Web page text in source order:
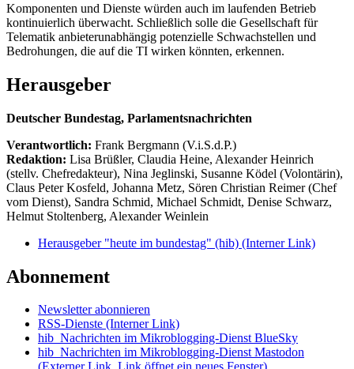
Komponenten und Dienste würden auch im laufenden Betrieb
kontinuierlich überwacht. Schließlich solle die Gesellschaft für
Telematik anbieterunabhängig potenzielle Schwachstellen und
Bedrohungen, die auf die TI wirken könnten, erkennen.
Herausgeber
Deutscher Bundestag, Parlamentsnachrichten
Verantwortlich: Frank Bergmann (V.i.S.d.P.)
Redaktion: Lisa Brüßler, Claudia Heine, Alexander Heinrich
(stellv. Chefredakteur), Nina Jeglinski, Susanne Ködel (Volontärin),
Claus Peter Kosfeld, Johanna Metz, Sören Christian Reimer (Chef
vom Dienst), Sandra Schmid, Michael Schmidt, Denise Schwarz,
Helmut Stoltenberg, Alexander Weinlein
Herausgeber "heute im bundestag" (hib) (Interner Link)
Abonnement
Newsletter abonnieren
RSS-Dienste (Interner Link)
hib_Nachrichten im Mikroblogging-Dienst BlueSky
hib_Nachrichten im Mikroblogging-Dienst Mastodon